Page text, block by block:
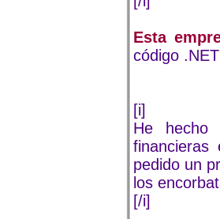
Esta
código
[i]
He hecho
pedido un
los
[/i]